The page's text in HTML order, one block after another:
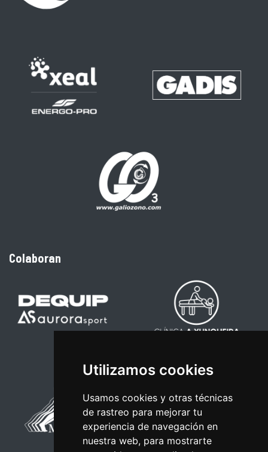
Utilizamos cookies
Usamos cookies y otras técnicas
de rastreo para mejorar tu
experiencia de navegación en
nuestra web, para mostrarte
Colaboran